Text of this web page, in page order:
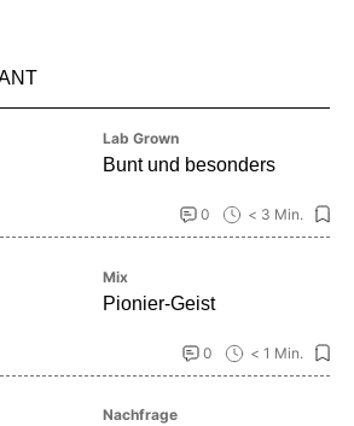
Lab Grown
Bunt und besonders
0 < 3 Min.
Mix
Pionier-Geist
0 < 1 Min.
Nachfrage